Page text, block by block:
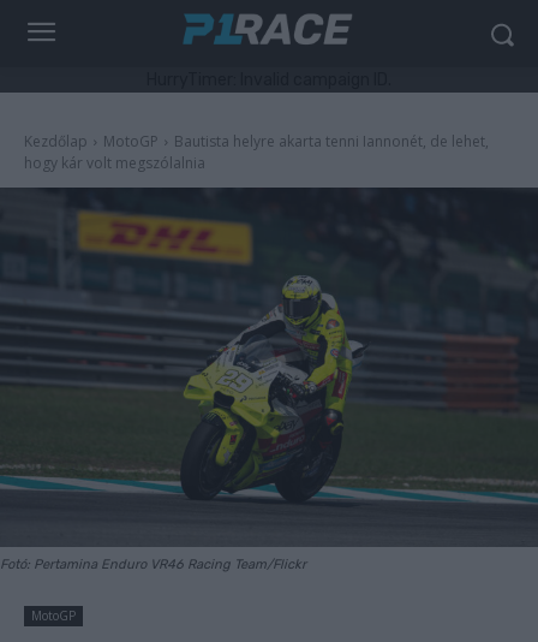
Kezdőlap MotoGP
Bautista helyre akarta tenni Iannonét, de lehet,
hogy kár volt megszólalnia
Fotó: Pertamina Enduro VR46 Racing Team/Flickr
MotoGP